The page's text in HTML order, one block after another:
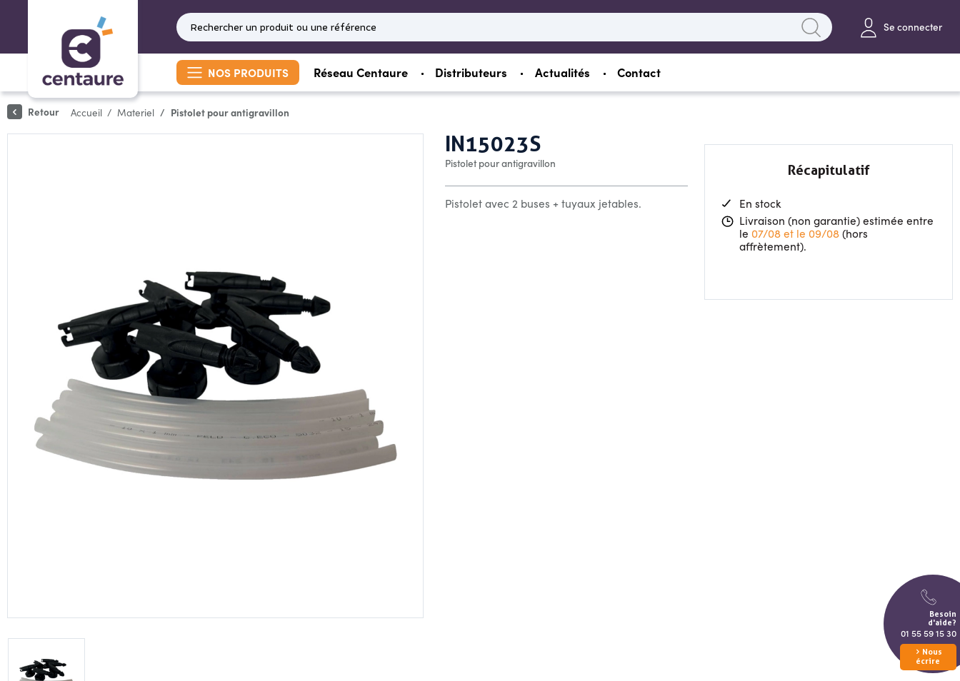
Se connecter
NOS PRODUITS Réseau Centaure Distributeurs Actualités Contact
Retour Accueil Materiel Pistolet pour antigravillon
IN15023S
Pistolet pour antigravillon
Pistolet avec 2 buses + tuyaux jetables.
Récapitulatif
En stock
Livraison (non garantie) estimée entre
le 07/08 et le 09/08(hors
affrètement).
Besoin
d'aide?
01 55 59 15 30
Nous
écrire